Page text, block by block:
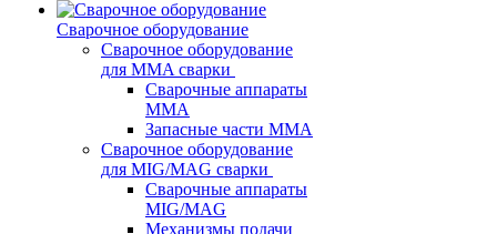
Сварочное оборудование
Сварочное оборудование
для MMA сварки
Сварочные аппараты
MMA
Запасные части MMA
Сварочное оборудование
для MIG/MAG сварки
Сварочные аппараты
MIG/MAG
Механизмы подачи